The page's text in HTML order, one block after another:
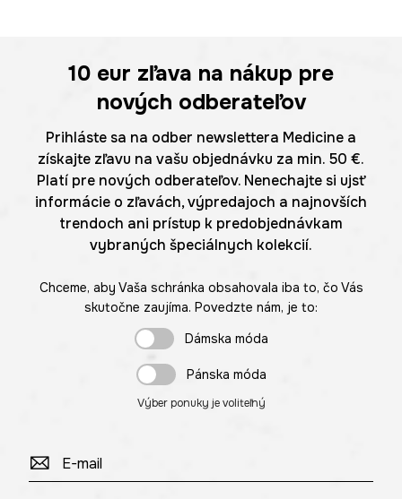
10 eur zľava na nákup pre
nových odberateľov
Prihláste sa na odber newslettera Medicine a
získajte zľavu na vašu objednávku za min. 50 €.
Platí pre nových odberateľov. Nenechajte si ujsť
informácie o zľavách, výpredajoch a najnovších
trendoch ani prístup k predobjednávkam
vybraných špeciálnych kolekcií.
Chceme, aby Vaša schránka obsahovala iba to, čo Vás
skutočne zaujíma. Povedzte nám, je to:
Dámska móda
Pánska móda
Výber ponuky je voliteľný